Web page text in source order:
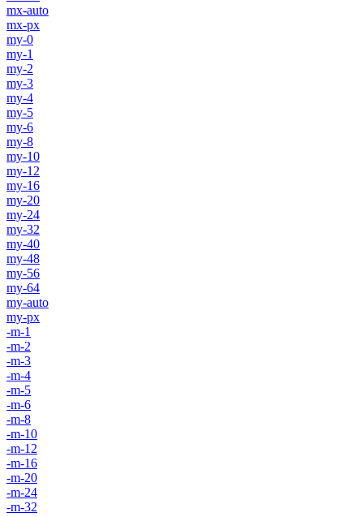
mx-auto
mx-px
my-0
my-1
my-2
my-3
my-4
my-5
my-6
my-8
my-10
my-12
my-16
my-20
my-24
my-32
my-40
my-48
my-56
my-64
my-auto
my-px
-m-1
-m-2
-m-3
-m-4
-m-5
-m-6
-m-8
-m-10
-m-12
-m-16
-m-20
-m-24
-m-32